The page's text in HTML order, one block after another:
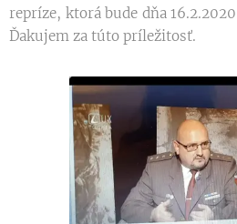
repríze, ktorá bude dňa
Ďakujem za túto príležitosť.